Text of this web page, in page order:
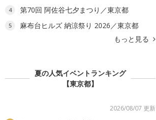
4 第70回 阿佐谷七夕まつり／東京都
5
麻布台ヒルズ 納涼祭り 2026／東京都
もっと見る
夏の人気イベントランキング
【東京都】
2026/08/07 更新